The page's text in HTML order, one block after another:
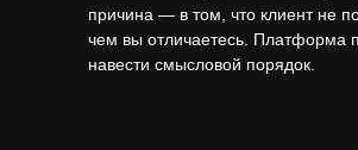
причина — в том, что клиент не
чем вы отличаетесь. Платформа
навести смысловой порядок.